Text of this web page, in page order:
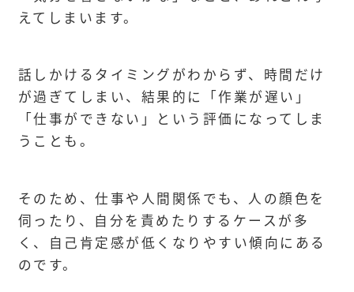
えてしまいます。
話しかけるタイミングがわからず、時間だけ
が過ぎてしまい、結果的に「作業が遅い」
「仕事ができない」という評価になってしま
うことも。
そのため、仕事や人間関係でも、人の顔色を
伺ったり、自分を責めたりするケースが多
く、自己肯定感が低くなりやすい傾向にある
のです。